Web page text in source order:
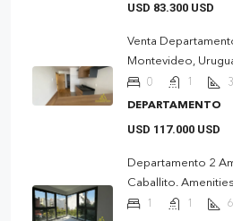
USD 83.300 USD
Venta
Montevideo,
0 1
DEPARTAMENTO
USD 117.000 USD
Departamento 2
Caballito.
1 1